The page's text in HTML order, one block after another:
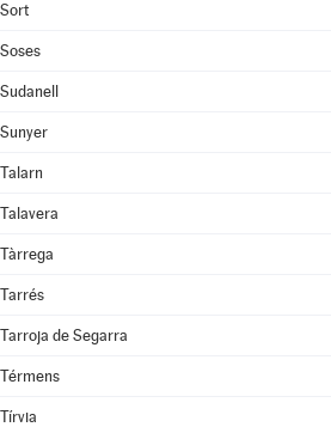
Sort
Soses
Sudanell
Sunyer
Talarn
Talavera
Tàrrega
Tarrés
Tarroja de Segarra
Térmens
Tírvia